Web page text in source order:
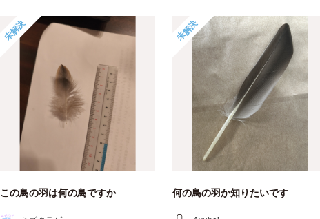
未解決
この鳥の羽は何の鳥ですか
未解決
何の鳥の羽か知りたいです